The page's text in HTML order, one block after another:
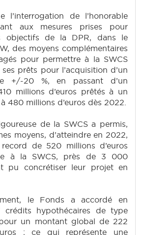
l’interrogation de l’honorable
aux mesures prises pour
objectifs de la DPR, dans le
des moyens complémentaires
pour permettre à la SWCS
ses prêts pour l’acquisition d’un
+/-20 %, en passant d’un
millions d’euros prêtés à un
480 millions d’euros dès 2022.
de la SWCS a permis,
moyens, d’atteindre en 2022,
de 520 millions d’euros
à la SWCS, près de 3 000
pu concrétiser leur projet en
le Fonds a accordé en
crédits hypothécaires de type
un montant global de 222
; ce qui représente une